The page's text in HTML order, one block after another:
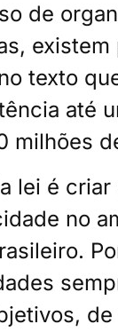
de
existem
texto
até
milhões
lei é criar
no
de